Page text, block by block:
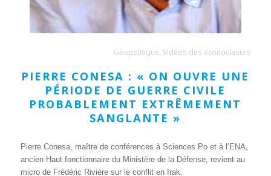
Géopolitique ,Vidéos des éconoclastes
PIERRE CONESA : « ON OUVRE UNE
PÉRIODE DE GUERRE CIVILE
PROBABLEMENT EXTRÊMEMENT
SANGLANTE »
Pierre Conesa, maître de conférences à Sciences Po et à l’ENA,
ancien Haut fonctionnaire du Ministère de la Défense, revient au
micro de Frédéric Rivière sur le conflit en Irak.